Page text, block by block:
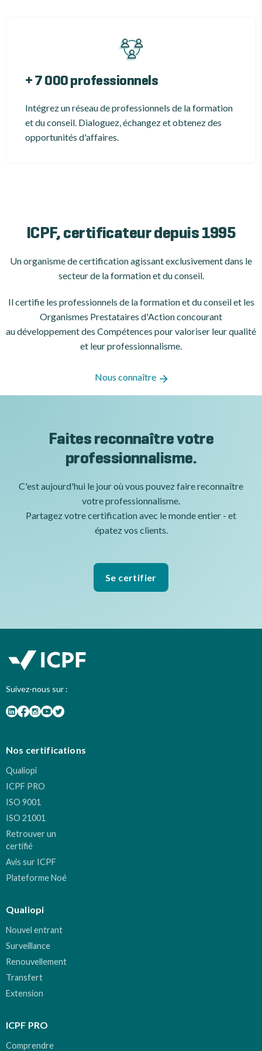
+ 7 000 professionnels
Intégrez un réseau de professionnels de la formation
et du conseil. Dialoguez, échangez et obtenez des
opportunités d'affaires.
ICPF, certificateur depuis 1995
Un organisme de certificationagissant exclusivement dans le
secteur de la formation et du conseil.
Il certifie les professionnels de la formation et du conseil et les
Organismes Prestataires d'Action concourant
au développement des Compétences pour valoriser leur qualité
et leur professionnalisme.
Nous connaître
Faites reconnaître votre
professionnalisme.
C'est aujourd'hui le jour où vous pouvez faire reconnaître
votre professionnalisme.
Partagez votre certification avec le monde entier - et
épatez vos clients.
Se certifier
Suivez-nous sur :
Nos certifications
Qualiopi
ICPF PRO
ISO 9001
ISO 21001
Retrouver un
certifié
Avis sur ICPF
Plateforme Noé
Qualiopi
Nouvel entrant
Surveillance
Renouvellement
Transfert
Extension
ICPF PRO
Comprendre